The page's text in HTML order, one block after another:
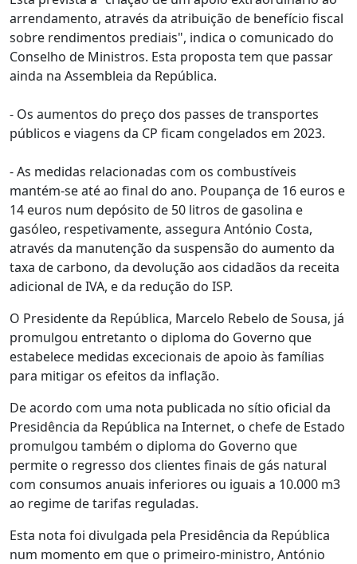
arrendamento, através da atribuição de benefício fiscal
sobre rendimentos prediais", indica o comunicado do
Conselho de Ministros. Esta proposta tem que passar
ainda na Assembleia da República.
- Os aumentos do preço dos passes de transportes
públicos e viagens da CP ficam congelados em 2023.
- As medidas relacionadas com os combustíveis
mantém-se até ao final do ano. Poupança de 16 euros e
14 euros num depósito de 50 litros de gasolina e
gasóleo, respetivamente, assegura António Costa,
através da manutenção da suspensão do aumento da
taxa de carbono, da devolução aos cidadãos da receita
adicional de IVA, e da redução do ISP.
O Presidente da República, Marcelo Rebelo de Sousa, já
promulgou entretanto o diploma do Governo que
estabelece medidas excecionais de apoio às famílias
para mitigar os efeitos da inflação.
De acordo com uma nota publicada no sítio oficial da
Presidência da República na Internet, o chefe de Estado
promulgou também o diploma do Governo que
permite o regresso dos clientes finais de gás natural
com consumos anuais inferiores ou iguais a 10.000 m3
ao regime de tarifas reguladas.
Esta nota foi divulgada pela Presidência da República
num momento em que o primeiro-ministro, António